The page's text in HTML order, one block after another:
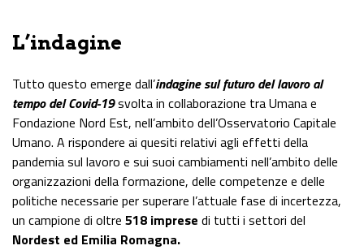
L’indagine
Tutto questo emerge dall’indagine sul futuro del lavoro al
tempo del Covid-19svolta in collaborazione tra Umana e
Fondazione Nord Est, nell’ambito dell’Osservatorio Capitale
Umano. A rispondere ai quesiti relativi agli effetti della
pandemia sul lavoro e sui suoi cambiamenti nell’ambito delle
organizzazioni della formazione, delle competenze e delle
politiche necessarie per superare l’attuale fase di incertezza,
un campione di oltre 518 imprese di tutti i settori del
Nordest ed Emilia Romagna.